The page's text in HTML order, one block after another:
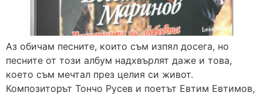
Аз обичам песните, които съм изпял досега, но
песните от този албум надхвърлят даже и това,
което съм мечтал през целия си живот.
Композиторът Тончо Русев и поетът Евтим Евтимов,